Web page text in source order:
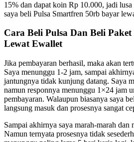
15% dan dapat koin Rp 10.000, jadi
saya beli Pulsa Smartfren 50rb bayar
Cara Beli Pulsa Dan Beli
Lewat Ewallet
Jika pembayaran berhasil, maka akan
Saya menunggu 1-2 jam, sampai
jantungnya tidak kunjung datang. Saya
namun responnya menunggu 1×24 jam
pembayaran. Walaupun biasanya saya
langsung masuk dan prosesnya sangat
Sampai akhirnya saya marah-marah dan
Namun ternyata prosesnya tidak